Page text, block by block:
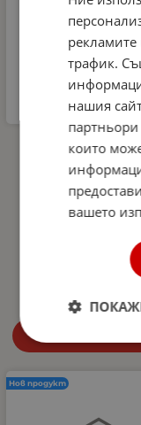
Автомобилна
DIN 13164-
жилетка и
триъгълник –
Европейски
изисквания в
Нов продукт
трафик.
нашия
които
вашето